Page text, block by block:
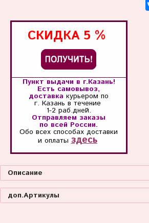
СКИДКА 5 %
Пункт выдачи в г.Казань!
Есть самовывоз,
доставка курьером по
г. Казань в течение
1-2 раб.дней.
Отправляем заказы
по всей России.
Обо всех способахдоставки
и оплаты здесь
Описание
доп.Артикулы